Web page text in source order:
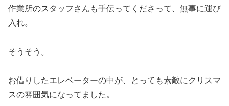
作業所のスタッフさんも手伝ってくださって、無事に運び
入れ。
そうそう。
お借りしたエレベーターの中が、とっても素敵にクリスマ
スの雰囲気になってました。